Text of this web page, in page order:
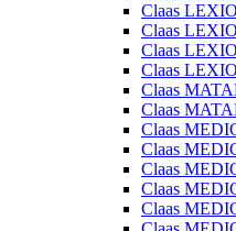
Claas
Claas
Claas
Claas
Claas
Claas
Claas
Claas
Claas
Claas
Claas